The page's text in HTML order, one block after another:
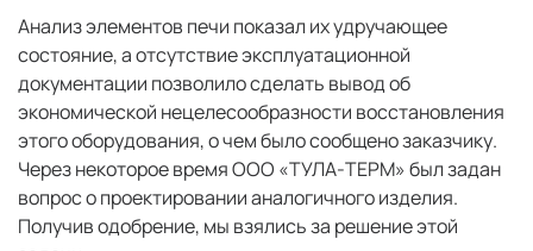
Анализ элементов печи показал их удручающее
состояние, а отсутствие эксплуатационной
документации позволило сделать вывод об
экономической нецелесообразности восстановления
этого оборудования, о чем было сообщено заказчику.
Через некоторое время ООО «ТУЛА-ТЕРМ» был задан
вопрос о проектировании аналогичного изделия.
Получив одобрение, мы взялись за решение этой